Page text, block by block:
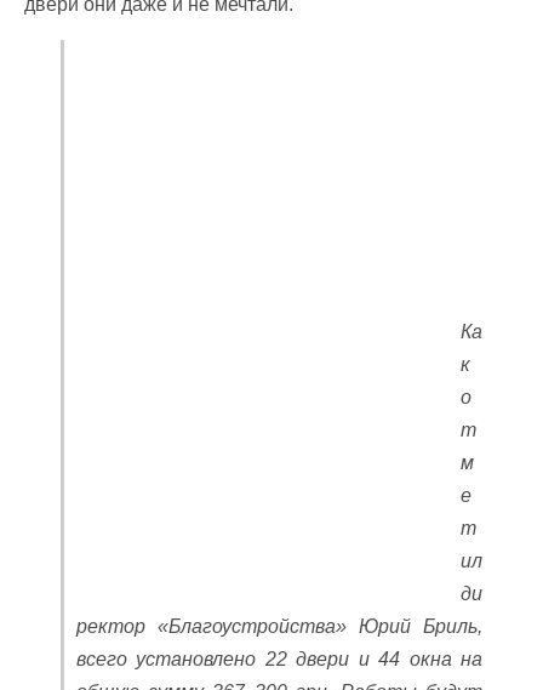
Ка
к
о
т
м
е
т
ил
ди
ректор «Благоустройства» Юрий Бриль,
всего установлено 22 двери и 44 окна на